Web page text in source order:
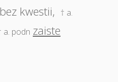
bez kwestii,
† a.
a. podn zaiste